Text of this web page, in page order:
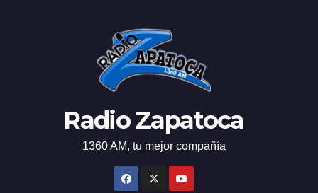
Radio Zapatoca
1360 AM, tu mejor compañía